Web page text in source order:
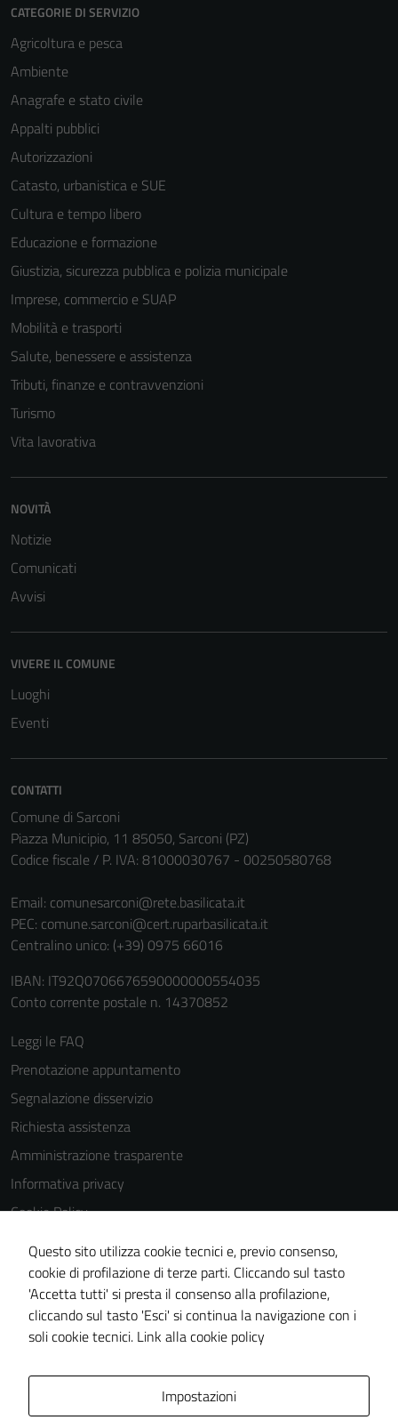
CATEGORIE DI SERVIZIO
Agricoltura e pesca
Ambiente
Anagrafe e stato civile
Appalti pubblici
Autorizzazioni
Catasto, urbanistica e SUE
Cultura e tempo libero
Educazione e formazione
Giustizia, sicurezza pubblica e polizia municipale
Imprese, commercio e SUAP
Mobilità e trasporti
Salute, benessere e assistenza
Tributi, finanze e contravvenzioni
Turismo
Vita lavorativa
NOVITÀ
Notizie
Comunicati
Avvisi
VIVERE IL COMUNE
Luoghi
Eventi
CONTATTI
Comune di Sarconi
Piazza Municipio, 11 85050, Sarconi (PZ)
Codice fiscale / P. IVA: 81000030767 - 00250580768
Email: comunesarconi@rete.basilicata.it
PEC: comune.sarconi@cert.ruparbasilicata.it
Centralino unico: (+39) 0975 66016
IBAN: IT92Q0706676590000000554035
Conto corrente postale n. 14370852
Leggi le FAQ
Prenotazione appuntamento
Segnalazione disservizio
Richiesta assistenza
Amministrazione trasparente
Informativa privacy
Cookie Policy
Note legali
Dichiarazione di accessibilità
Piano di miglioramento del sito
Statistiche sito web
Questo sito utilizza cookie tecnici e, previo consenso,
cookie di profilazione di terze parti. Cliccando sul tasto
'Accetta tutti' si presta il consenso alla profilazione,
cliccando sul tasto 'Esci' si continua la navigazione con i
soli cookie tecnici. Link alla cookie policy
Impostazioni